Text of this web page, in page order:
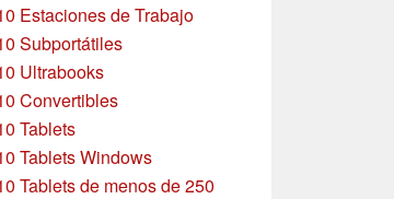
Estaciones de Trabajo
Subportátiles
Ultrabooks
Convertibles
Tablets
Tablets Windows
Tablets de menos de 250